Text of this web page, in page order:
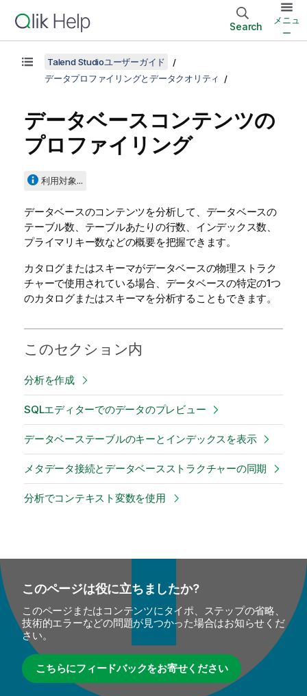
Search
メニュ
ー
Talend Studioユーザーガイド
データプロファイリングとデータクオリティ
データベースコンテンツの
プロファイリング
利用対象...
データベースのコンテンツを分析して、データベースの
テーブル数、テーブルあたりの行数、インデックス数、
プライマリキー数などの概要を把握できます。
カタログまたはスキーマがデータベースの物理ストラク
チャーで使用されている場合、データベースの特定の1つ
のカタログまたはスキーマを分析することもできます。
このセクション内
分析を作成
SQLエディターでのデータのプレビュー
データベーステーブルのキーとインデックスを表示
メタデータ接続とデータベースストラクチャーの同期
分析でコンテキスト変数を使用
このページは役に立ちましたか?
このページまたはコンテンツにタイポ、ステップの省略、
技術的エラーなどの問題が見つかった場合はお知らせくだ
さい。
こちらにフィードバックをお寄せください